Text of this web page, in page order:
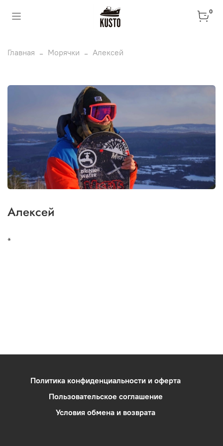
0
Главная Морячки Алексей
Алексей
*
Политика конфиденциальности и оферта
Пользовательское соглашение
Условия обмена и возврата